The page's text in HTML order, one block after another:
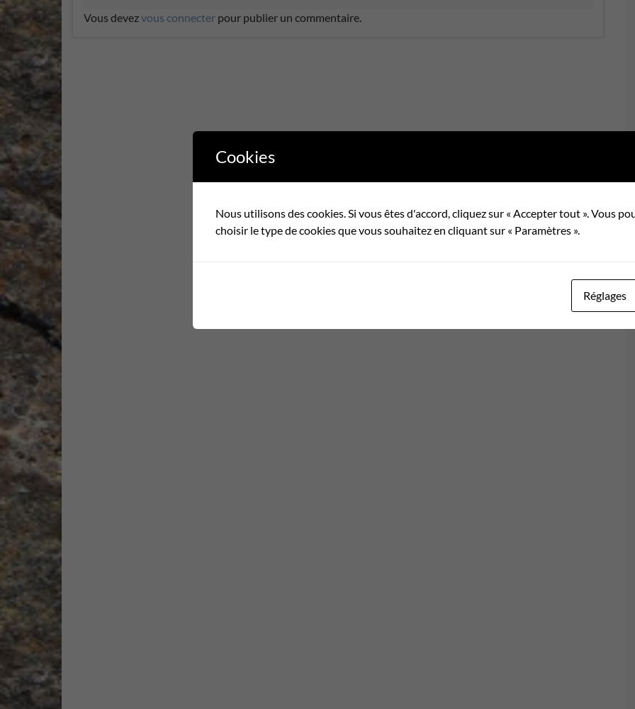
Vous devezvous connecter pour publier un commentaire.
Cookies
Nous utilisons des cookies. Si vous êtes d'accord, cliquez sur « Accepter tout ». Vous
choisir le type de cookies que vous souhaitez en cliquant sur « Paramètres ».
Réglages